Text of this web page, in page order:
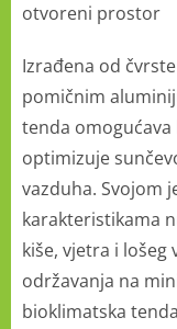
otvoreni prostor
Izrađena od
pomičnim
tenda
optimizuje
vazduha. Svojom
karakteristikama
kiše, vjetra i lošeg
održavanja na
bioklimatska